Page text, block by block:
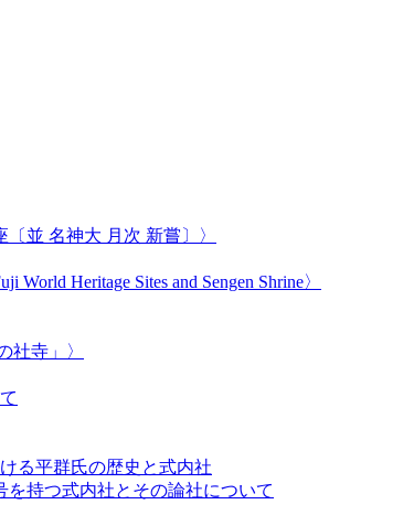
並 名神大 月次 新嘗〕〉
Heritage Sites and Sengen Shrine〉
社寺」〉
る平群氏の歴史と式内社
を持つ式内社とその論社について